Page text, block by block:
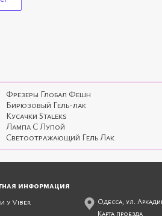
Фрезеры Глобал Фешн
Бирюзовый Гель-лак
Кусачки Staleks
Лампа С Лупой
Светоотражающий Гель Лак
информация
у Viber
Одесса, ул.
Карта проезда